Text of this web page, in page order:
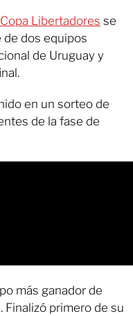
Libertadores se
de dos equipos
de Uruguay y
en un sorteo de
de la fase de
más ganador de
Finalizó primero de su